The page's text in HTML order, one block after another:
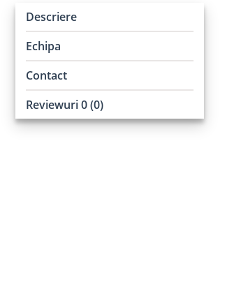
Descriere
Echipa
Contact
Reviewuri 0 (0)